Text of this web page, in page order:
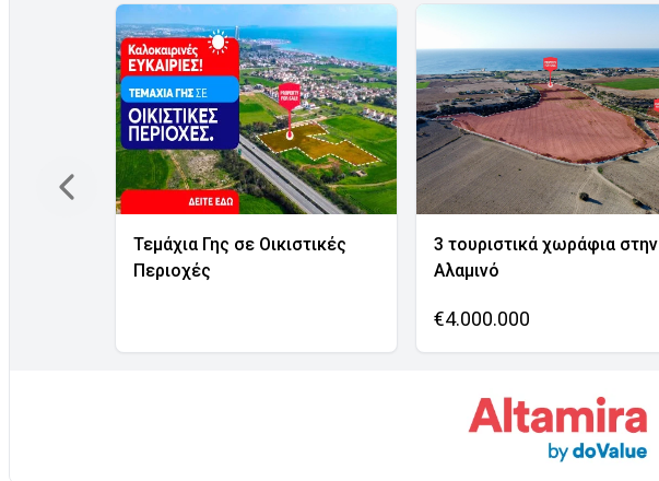
Τεμάχια Γης σε Οικιστικές
Περιοχές
3 τουριστικά χωράφια στην
Αλαμινό
€4.000.000